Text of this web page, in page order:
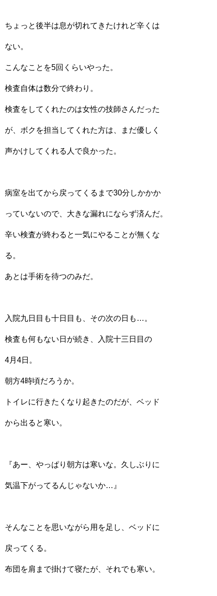
ちょっと後半は息が切れてきたけれど辛くは
ない。
こんなことを5回くらいやった。
検査自体は数分で終わり。
検査をしてくれたのは女性の技師さんだった
が、ボクを担当してくれた方は、まだ優しく
声かけしてくれる人で良かった。
病室を出てから戻ってくるまで30分しかかか
っていないので、大きな漏れにならず済んだ。
辛い検査が終わると一気にやることが無くな
る。
あとは手術を待つのみだ。
入院九日目も十日目も、その次の日も…。
検査も何もない日が続き、入院十三日目の
4月4日。
朝方4時頃だろうか。
トイレに行きたくなり起きたのだが、ベッド
から出ると寒い。
『あー、やっぱり朝方は寒いな。久しぶりに
気温下がってるんじゃないか…』
そんなことを思いながら用を足し、ベッドに
戻ってくる。
布団を肩まで掛けて寝たが、それでも寒い。